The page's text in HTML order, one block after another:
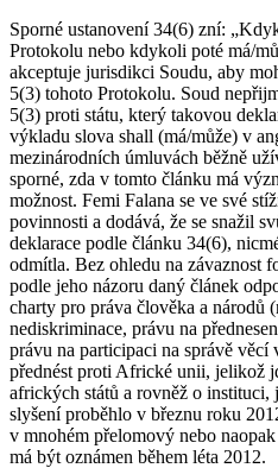
Sporné ustanovení 34(6) zní:
Protokolu nebo kdykoli poté má/
akceptuje jurisdikci Soudu, aby
5(3) tohoto Protokolu. Soud
5(3) proti státu, který takovou
výkladu slova shall (má/může) v
mezinárodních úmluvách běžně
sporné, zda v tomto článku má
možnost. Femi Falana se ve své
povinnosti a dodává, že se snažil
deklarace podle článku 34(6),
odmítla. Bez ohledu na závaznost
podle jeho názoru daný článek
charty pro práva člověka a národů
nediskriminace, právu na
právu na participaci na správě věcí
přednést proti Africké unii, jelikož
afrických států a rovněž o
slyšení proběhlo v březnu roku
v mnohém přelomový nebo
má být oznámen během léta 2012.